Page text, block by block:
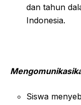
dan tahun
Indonesia.
Siswa